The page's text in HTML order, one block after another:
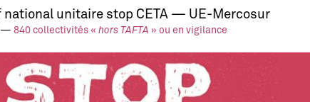
unitaire stop CETA — UE-Mercosur
840 collectivités « hors TAFTA » ou en vigilance